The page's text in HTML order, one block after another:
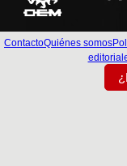
ContactoQuiénes somos